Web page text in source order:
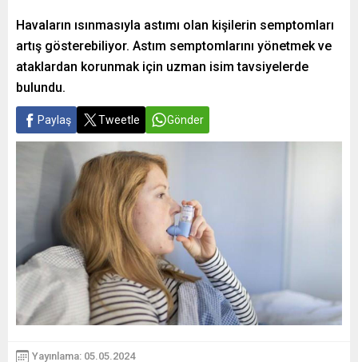
Havaların ısınmasıyla astımı olan kişilerin semptomları
artış gösterebiliyor. Astım semptomlarını yönetmek ve
ataklardan korunmak için uzman isim tavsiyelerde
bulundu.
Paylaş Tweetle Gönder
Yayınlama: 05.05.2024